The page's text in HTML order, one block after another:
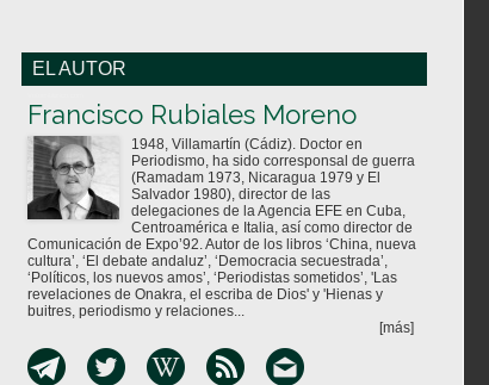
EL AUTOR
Francisco Rubiales Moreno
1948, Villamartín (Cádiz). Doctor en
Periodismo, ha sido corresponsal de guerra
(Ramadam 1973, Nicaragua 1979 y El
Salvador 1980), director de las
delegaciones de la Agencia EFE en Cuba,
Centroamérica e Italia, así como director de
Comunicación de Expo’92. Autor de los libros ‘China, nueva
cultura’, ‘El debate andaluz’, ‘Democracia secuestrada’,
‘Políticos, los nuevos amos’, ‘Periodistas sometidos’, 'Las
revelaciones de Onakra, el escriba de Dios' y 'Hienas y
buitres, periodismo y relaciones...
[más]